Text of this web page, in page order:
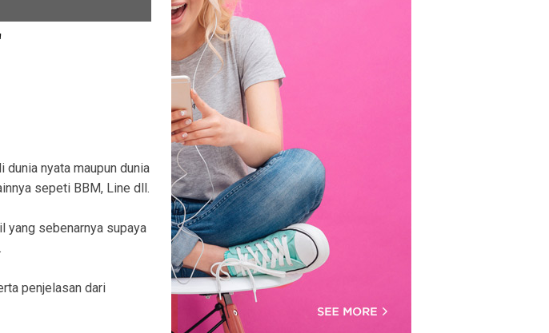
dunia nyata maupun dunia
sepeti BBM, Line dll.
yang sebenarnya supaya
penjelasan dari